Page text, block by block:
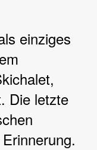
einziges
Die letzte